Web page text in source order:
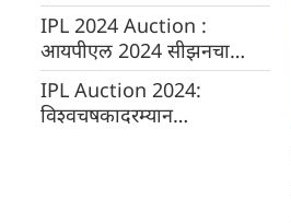
IPL 2024 Auction :
आयपीएल 2024 सीझनचा
लिलाव 19 डिसेंबर रोजी
दुबईमध्ये
IPL Auction 2024:
विश्वचषकादरम्यान